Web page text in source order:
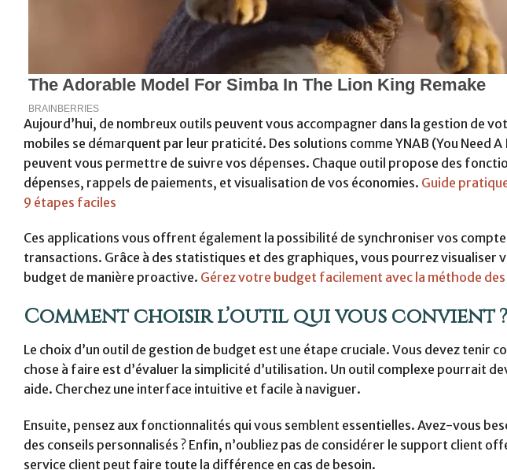
Aujourd’hui, de nombreux outils peuvent vous accompagner dans la gestion de
mobiles se démarquent par leur praticité. Des solutions comme YNAB (You Need
peuvent vous permettre de suivre vos dépenses. Chaque outil propose des
dépenses, rappels de paiements, et visualisation de vos économies. Guide
9 étapes faciles
Ces applications vous offrent également la possibilité de synchroniser vos
transactions. Grâce à des statistiques et des graphiques, vous pourrez visualiser
budget de manière proactive. Gérez votre budget facilement avec la méthode
Comment choisir l’outil qui vous convient ?
Le choix d’un outil de gestion de budget est une étape cruciale. Vous devez tenir
chose à faire est d’évaluer la simplicité d’utilisation. Un outil complexe pourrait
aide. Cherchez une interface intuitive et facile à naviguer.
Ensuite, pensez aux fonctionnalités qui vous semblent essentielles. Avez-vous
des conseils personnalisés ? Enfin, n’oubliez pas de considérer le support client
service client peut faire toute la différence en cas de besoin.